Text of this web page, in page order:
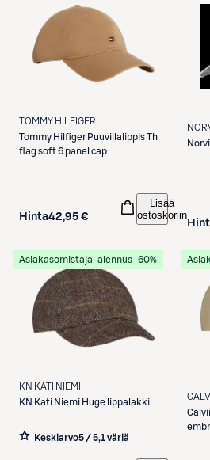
TOMMY HILFIGER
Tommy Hilfiger Puuvillalippis Th
flag soft 6 panel cap
Hinta42,95 €
Lisää
ostoskoriin
Asiakasomistaja-alennus−60%
KN KATI NIEMI
KN Kati Niemi Huge lippalakki
Keskiarvo5 / 5,1 väriä